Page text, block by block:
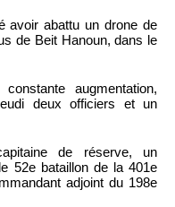
avoir abattu un drone de
de Beit Hanoun, dans le
augmentation,
deux officiers et un
de réserve, un
52e bataillon de la 401e
adjoint du 198e